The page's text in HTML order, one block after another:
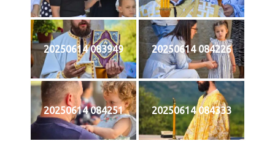
20250614 083949 20250614 084226
20250614 084251 20250614 084333